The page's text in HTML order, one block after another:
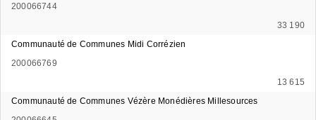
200066744
33 190
Communauté de Communes Midi Corrézien
200066769
13 615
Communauté de Communes Vézère Monédières Millesources